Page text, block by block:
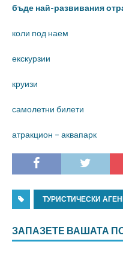
бъде най-развивания
коли под наем
екскурзии
круизи
самолетни билети
атракцион – аквапарк
ТУРИСТИЧЕСКИ
ЗАПАЗЕТЕ ВАШАТА